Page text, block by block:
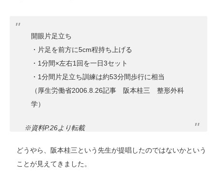
開眼片足立ち
・片足を前方に5cm程持ち上げる
・1分間×左右1回を一日3セット
・1分間片足立ち訓練は約53分間歩行に相当
（厚生労働省2006.8.26記事 阪本桂三 整形外科
学）
※資料P.26より転載
どうやら、阪本桂三という先生が提唱したのではないかという
ことが見えてきました。